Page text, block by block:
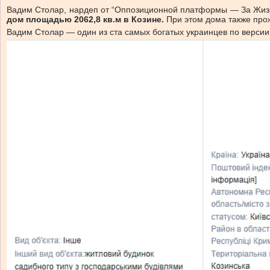
Вадим Столар, нардеп от “Оппозиционной платформы — За
дом площадью 2062,8 кв.м в Козине. При этом дома также
Вадим Столар — один из ста самых богатых украинцев по